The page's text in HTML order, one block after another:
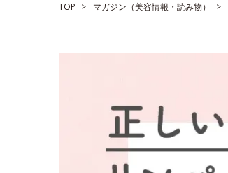
TOP マガジン（美容情報・読み物）